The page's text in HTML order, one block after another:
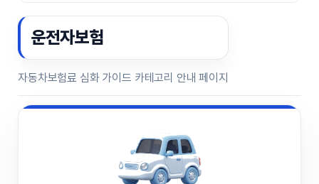
운전자보험
자동차보험료 심화 가이드 카테고리 안내 페이지